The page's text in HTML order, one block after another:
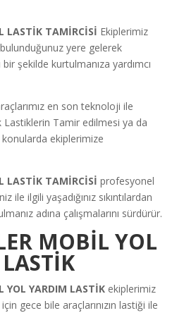
LASTİK TAMİRCİSİ Ekiplerimiz
yere gelerek
bir şekilde kurtulmanıza yardımcı
en son teknoloji ile
Lastiklerin Tamir edilmesi ya da
ekiplerimize
LASTİK TAMİRCİSİ profesyonel
ile ilgili yaşadığınız sıkıntılardan
adına çalışmalarını sürdürür.
MOBİL YOL
YOL YARDIM LASTİKekiplerimiz
gece bile araçlarınızın lastiği ile